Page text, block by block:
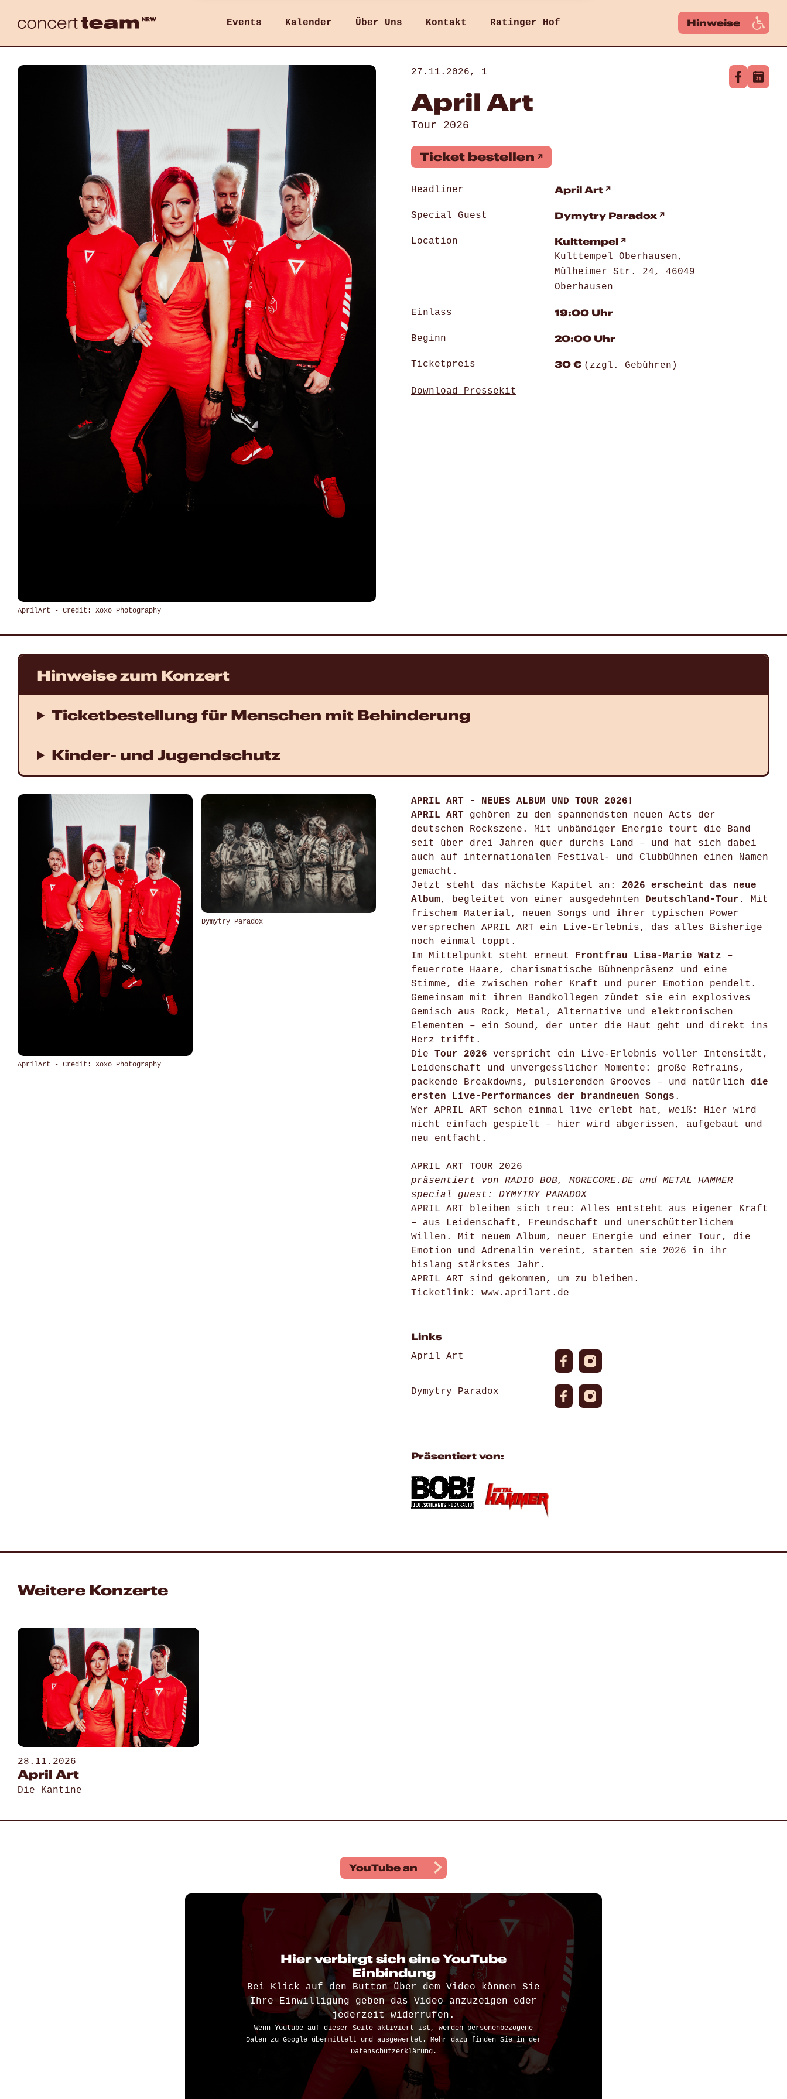
Events Kalender Über Uns Kontakt Ratinger Hof Hinweise
AprilArt - Credit: Xoxo Photography
27.11.2026, 1
April Art
Tour 2026
Ticket bestellen
Headliner April Art
Special Guest Dymytry Paradox
Location Kulttempel
Kulttempel Oberhausen,
Mülheimer Str. 24, 46049
Oberhausen
Einlass 19:00 Uhr
Beginn 20:00 Uhr
Ticketpreis 30 € (zzgl. Gebühren)
Download Pressekit
Hinweise zum Konzert
Ticketbestellung für Menschen mit Behinderung
Kinder- und Jugendschutz
AprilArt - Credit: Xoxo Photography
Dymytry Paradox
APRIL ART - NEUES ALBUM UND TOUR 2026!
APRIL ART gehören zu den spannendsten neuen Acts der
deutschen Rockszene. Mit unbändiger Energie tourt die Band
seit über drei Jahren quer durchs Land – und hat sich dabei
auch auf internationalen Festival- und Clubbühnen einen Namen
gemacht.
Jetzt steht das nächste Kapitel an: 2026 erscheint das neue
Album, begleitet von einer ausgedehnten Deutschland-Tour . Mit
frischem Material, neuen Songs und ihrer typischen Power
versprechen APRIL ART ein Live-Erlebnis, das alles Bisherige
noch einmal toppt.
Im Mittelpunkt steht erneut Frontfrau Lisa-Marie Watz –
feuerrote Haare, charismatische Bühnenpräsenz und eine
Stimme, die zwischen roher Kraft und purer Emotion pendelt.
Gemeinsam mit ihren Bandkollegen zündet sie ein explosives
Gemisch aus Rock, Metal, Alternative und elektronischen
Elementen – ein Sound, der unter die Haut geht und direkt ins
Herz trifft.
Die Tour 2026 verspricht ein Live-Erlebnis voller Intensität,
Leidenschaft und unvergesslicher Momente: große Refrains,
packende Breakdowns, pulsierenden Grooves – und natürlich die
ersten Live-Performances der brandneuen Songs .
Wer APRIL ART schon einmal live erlebt hat, weiß: Hier wird
nicht einfach gespielt – hier wird abgerissen, aufgebaut und
neu entfacht.
APRIL ART TOUR 2026
präsentiert von RADIO BOB, MORECORE.DE und METAL HAMMER
special guest: DYMYTRY PARADOX
APRIL ART bleiben sich treu: Alles entsteht aus eigener Kraft
– aus Leidenschaft, Freundschaft und unerschütterlichem
Willen. Mit neuem Album, neuer Energie und einer Tour, die
Emotion und Adrenalin vereint, starten sie 2026 in ihr
bislang stärkstes Jahr.
APRIL ART sind gekommen, um zu bleiben.
Ticketlink: www.aprilart.de
Links
April Art
Dymytry Paradox
Präsentiert von:
Weitere Konzerte
28.11.2026
April Art
Die Kantine
YouTube an
Hier verbirgt sich eine YouTube
Einbindung
Bei Klick auf den Button über dem Video können Sie
Ihre Einwilligung geben das Video anzuzeigen oder
jederzeit widerrufen.
Wenn Youtube auf dieser Seite aktiviert ist, werden personenbezogene
Daten zu Google übermittelt und ausgewertet. Mehr dazu finden Sie in der
Datenschutzerklärung.